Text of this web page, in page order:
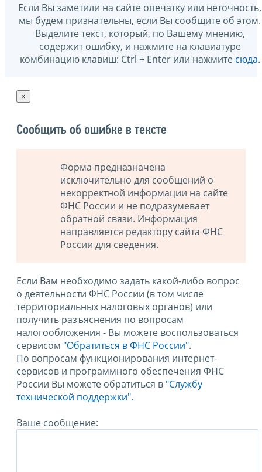
Если Вы заметили на сайте опечатку или неточность,
мы будем признательны, если Вы сообщите об этом.
Выделите текст, который, по Вашему мнению,
содержит ошибку, и нажмите на клавиатуре
комбинацию клавиш: Ctrl + Enter или нажмите сюда.
×
Сообщить об ошибке в тексте
Форма предназначена
исключительно для сообщений о
некорректной информации на сайте
ФНС России и не подразумевает
обратной связи. Информация
направляется редактору сайта ФНС
России для сведения.
Если Вам необходимо задать какой-либо вопрос
о деятельности ФНС России (в том числе
территориальных налоговых органов) или
получить разъяснения по вопросам
налогообложения - Вы можете воспользоваться
сервисом "Обратиться в ФНС России".
По вопросам функционирования интернет-
сервисов и программного обеспечения ФНС
России Вы можете обратиться в "Службу
технической поддержки".
Ваше сообщение: